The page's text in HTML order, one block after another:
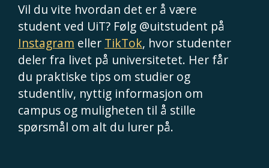
Vil du vite hvordan det er å være
student ved UiT? Følg @uitstudent på
Instagram eller TikTok, hvor studenter
deler fra livet på universitetet. Her får
du praktiske tips om studier og
studentliv, nyttig informasjon om
campus og muligheten til å stille
spørsmål om alt du lurer på.